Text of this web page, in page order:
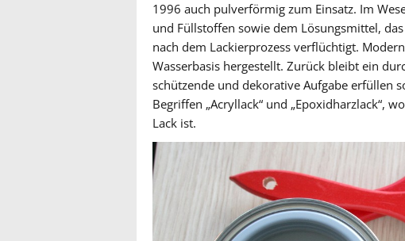
1996 auch pulverförmig zum Einsatz. Im
und Füllstoffen sowie dem Lösungsmittel,
nach dem Lackierprozess verflüchtigt.
Wasserbasis hergestellt. Zurück bleibt ein
schützende und dekorative Aufgabe erfüllen
Begriffen „Acryllack“ und „Epoxidharzlack“,
Lack ist.